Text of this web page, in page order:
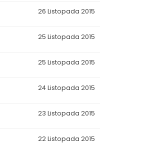
26 Listopada 2015
25 Listopada 2015
25 Listopada 2015
24 Listopada 2015
23 Listopada 2015
22 Listopada 2015